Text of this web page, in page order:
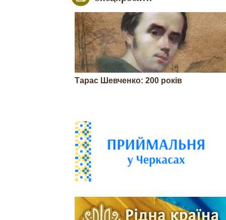
Тарас Шевченко: 200 років